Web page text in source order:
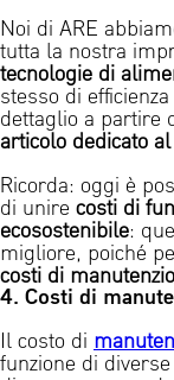
Noi di ARE
tutta la nostra
tecnologie di
stesso di
dettaglio a partire
articolo dedicato al
Ricorda: oggi è
di unire costi di
ecosostenibile:
migliore, poiché
costi di
4. Costi di
Il costo di
funzione di